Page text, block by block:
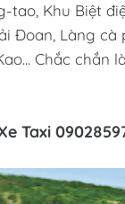
tao, Khu Biệt
Đoan, Làng cà
Chắc chắn
Taxi